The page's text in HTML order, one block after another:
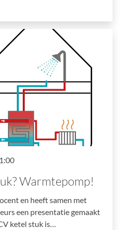
Warmtepomp!
en heeft samen met
een presentatie gemaakt
ketel stuk is…